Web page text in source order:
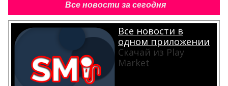
Все новости за сегодня
Все новости в
одном приложении
Скачай из Play
Market